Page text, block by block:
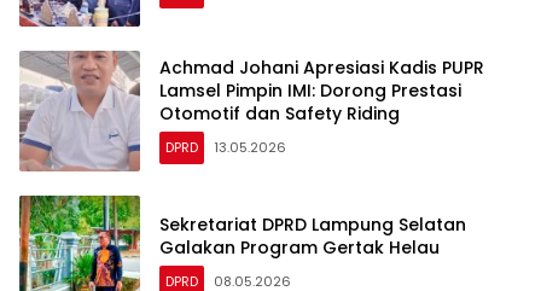
‎Achmad Johani Apresiasi Kadis PUPR
Lamsel Pimpin IMI: Dorong Prestasi
DPRD 13.05.2026
Sekretariat DPRD Lampung Selatan
Galakan Program Gertak Helau
DPRD 08.05.2026